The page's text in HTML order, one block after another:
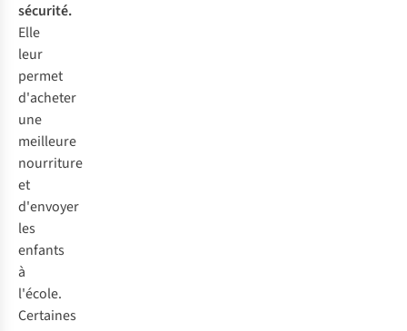
sécurité.
Elle
leur
permet
d'acheter
une
meilleure
nourriture
et
d'envoyer
les
enfants
à
l'école.
Certaines